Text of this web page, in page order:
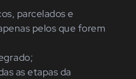
parcelados e
pelos que forem
as etapas da